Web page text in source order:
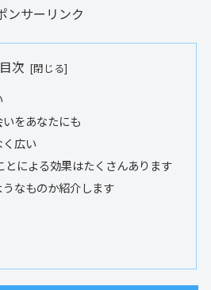
ンサーリンク
目次
いをあなたにも
広い
とによる効果はたくさんあります
うなものか紹介します